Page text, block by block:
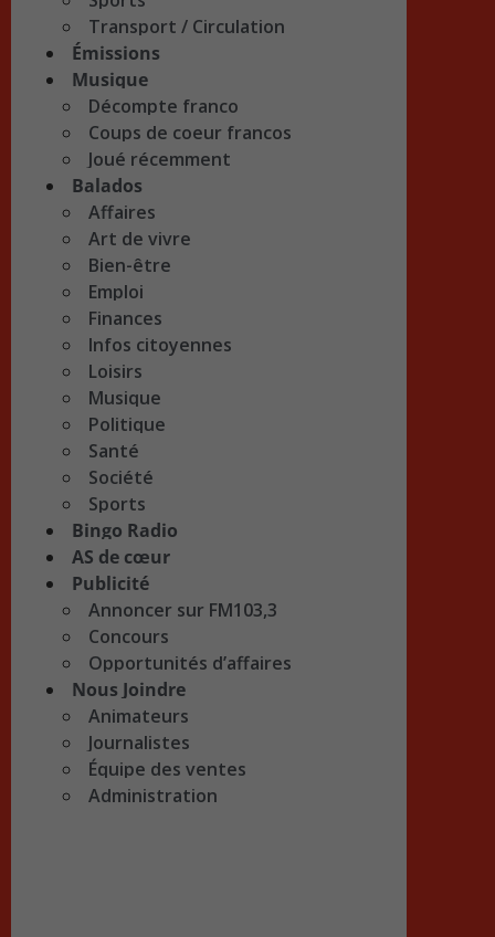
Transport / Circulation
Émissions
Musique
Décompte franco
Coups de coeur francos
Joué récemment
Balados
Affaires
Art de vivre
Bien-être
Emploi
Finances
Infos citoyennes
Loisirs
Musique
Politique
Santé
Société
Sports
Bingo Radio
AS de cœur
Publicité
Annoncer sur FM103,3
Concours
Opportunités d’affaires
Nous Joindre
Animateurs
Journalistes
Équipe des ventes
Administration